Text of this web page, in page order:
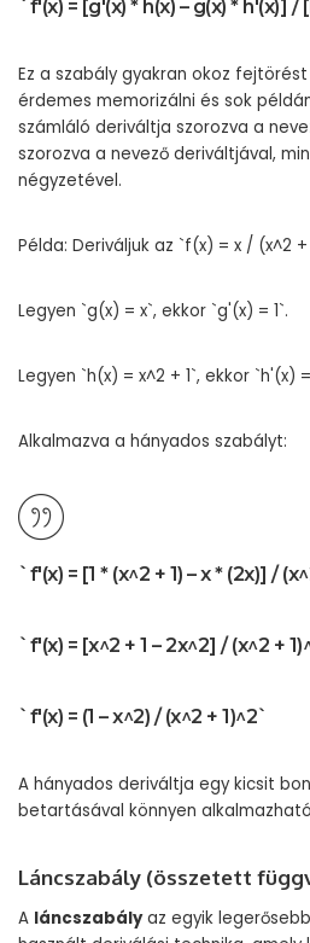
`f'(x) = [g'(x) * h(x) – g(x) * h'(x)] /
Ez a szabály gyakran okoz
érdemes memorizálni és sok
számláló deriváltja szorozva a
szorozva a nevező deriváltjával,
négyzetével.
Példa: Deriváljuk az `f(x) = x / (x^2
Legyen `g(x) = x`, ekkor `g'(x) = 1`.
Legyen `h(x) = x^2 + 1`, ekkor `h'(x)
Alkalmazva a hányados szabályt:
`f'(x) = [1 * (x^2 + 1) – x * (2x)] /
`f'(x) = [x^2 + 1 – 2x^2] / (x^2 +
`f'(x) = (1 – x^2) / (x^2 + 1)^2`
A hányados deriváltja egy kicsit
betartásával könnyen
Láncszabály (összetett
A láncszabályaz egyik